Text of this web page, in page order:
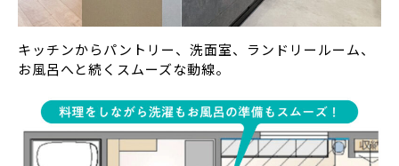
キッチンからパントリー、洗面室、ランドリールーム、
お風呂へと続くスムーズな動線。